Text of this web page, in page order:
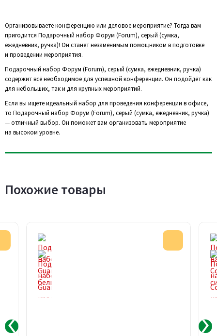
Организовываете конференцию или деловое мероприятие? Тогда вам
пригодится Подарочный набор Форум (Forum), серый (сумка,
ежедневник, ручка)! Он станет незаменимым помощником в подготовке
и проведении мероприятия.
Подарочный набор Форум (Forum), серый (сумка, ежедневник, ручка)
содержит всё необходимое для успешной конференции. Он подойдёт как
для небольших, так и для крупных мероприятий.
Если вы ищете идеальный набор для проведения конференции в офисе,
то Подарочный набор Форум (Forum), серый (сумка, ежедневник, ручка)
— отличный выбор. Он поможет вам организовать мероприятие
на высоком уровне.
Похожие товары